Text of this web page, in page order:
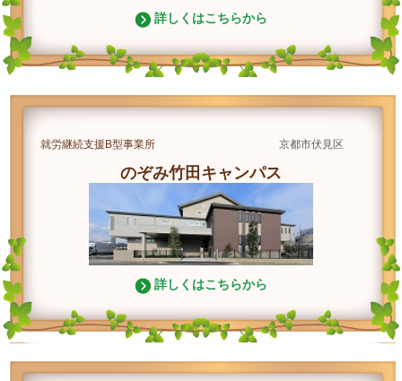
詳しくはこちらから
就労継続支援B型事業所 京都市伏見区
のぞみ竹田キャンパス
詳しくはこちらから